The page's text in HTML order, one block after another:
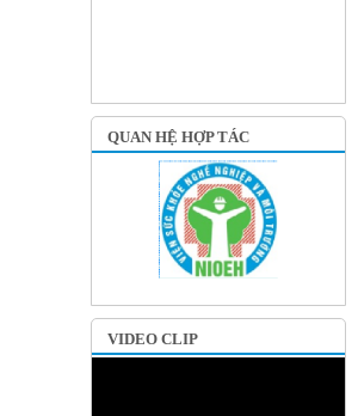
QUAN HỆ HỢP TÁC
VIDEO CLIP